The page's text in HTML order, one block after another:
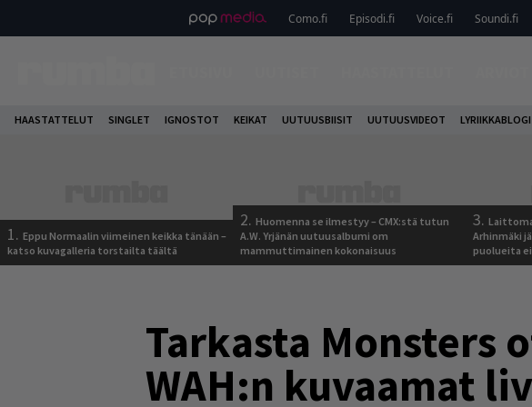
Como.fi Episodi.fi Voice.fi Soundi.fi
HAASTATTELUT SINGLET IGNOSTOT KEIKAT UUTUUSBIISIT UUTUUSVIDEOT LYRIIKKABLOGI
1. Eppu Normaalin viimeinen keikka tänään –
katso kuvagalleria torstailta täältä
2. Huomenna se ilmestyy – CMX:stä tutun
A.W. Yrjänän uutuusalbumi om
mammuttimainen kokonaisuus
3.
Arhinmäki
puolueita
Tarkasta Monsters
WAH:n kuvaamat